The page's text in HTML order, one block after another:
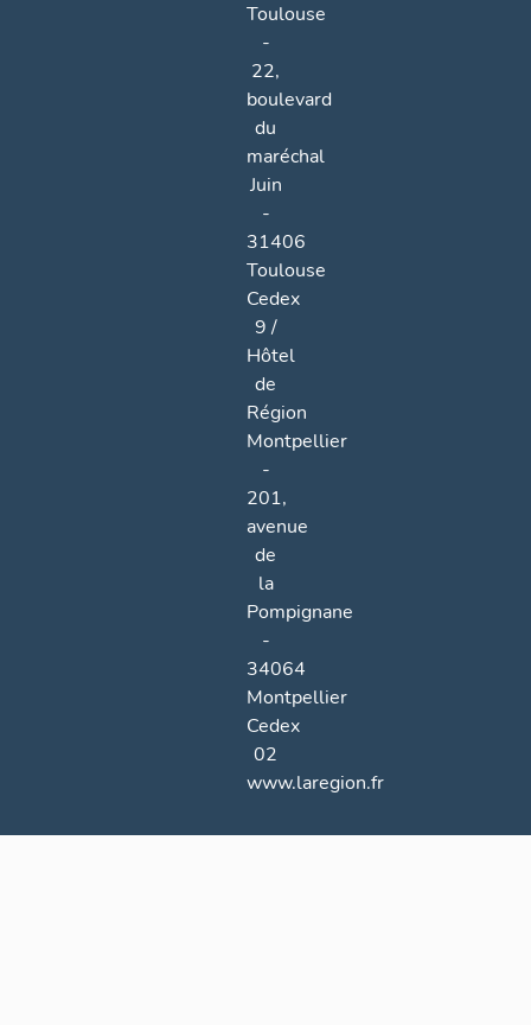
Toulouse
-
22,
boulevard
du
maréchal
Juin
-
31406
Toulouse
Cedex
9 /
Hôtel
de
Région
Montpellier
-
201,
avenue
de
la
Pompignane
-
34064
Montpellier
Cedex
02
www.laregion.fr